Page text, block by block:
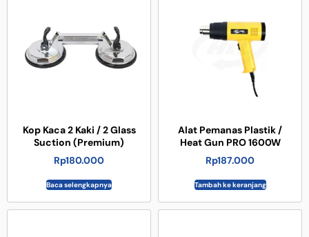
Kop Kaca 2 Kaki / 2 Glass
Suction (Premium)
Rp180.000
Baca selengkapnya
Alat Pemanas Plastik /
Heat Gun PRO 1600W
Rp187.000
Tambah ke keranjang